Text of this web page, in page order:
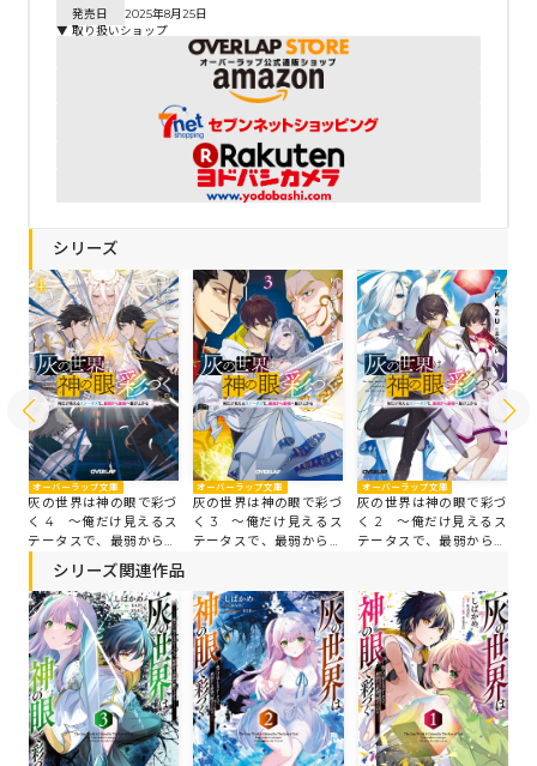
発売日
2025年8月25日
▼ 取り扱いショップ
シリーズ
オーバーラップ文庫
灰の世界は神の眼で彩づ
く 4 ～俺だけ見えるス
テータスで、最弱から最
強へ駆け上がる～
オーバーラップ文庫
灰の世界は神の眼で彩づ
く 3 ～俺だけ見えるス
テータスで、最弱から最
オーバーラップ文庫
灰の世界は神の眼で彩づ
く 2 ～俺だけ見えるス
テータスで、最弱から最
シリーズ関連作品